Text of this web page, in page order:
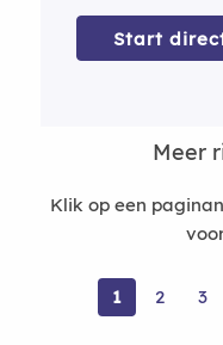
Start
Meer
Klik op een
1 2 3